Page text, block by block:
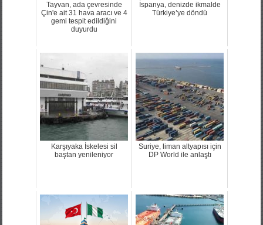
Tayvan, ada çevresinde
Çin'e ait 31 hava aracı ve 4
gemi tespit edildiğini
duyurdu
İspanya, denizde ikmalde
Türkiye’ye döndü
Karşıyaka İskelesi sil
baştan yenileniyor
Suriye, liman altyapısı için
DP World ile anlaştı